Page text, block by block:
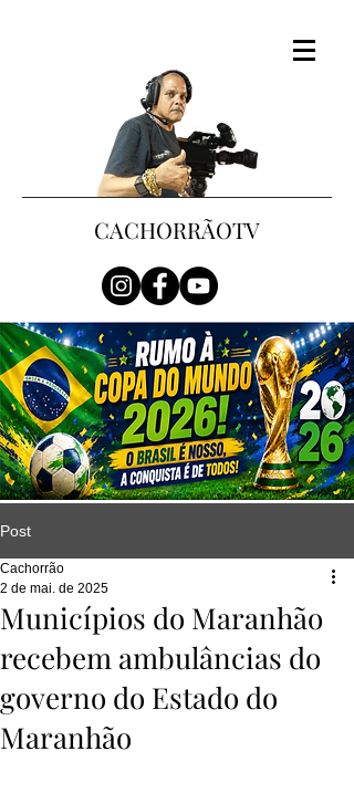
CACHORRÃOTV
Post
Municípios do Maranhão
recebem ambulâncias do
governo do Estado do
Maranhão
Cachorrão
2 de mai. de 2025